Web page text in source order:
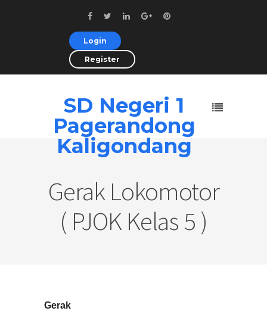
Login
Register
SD Negeri 1
Pagerandong
Kaligondang
Gerak Lokomotor
( PJOK Kelas 5 )
Gerak